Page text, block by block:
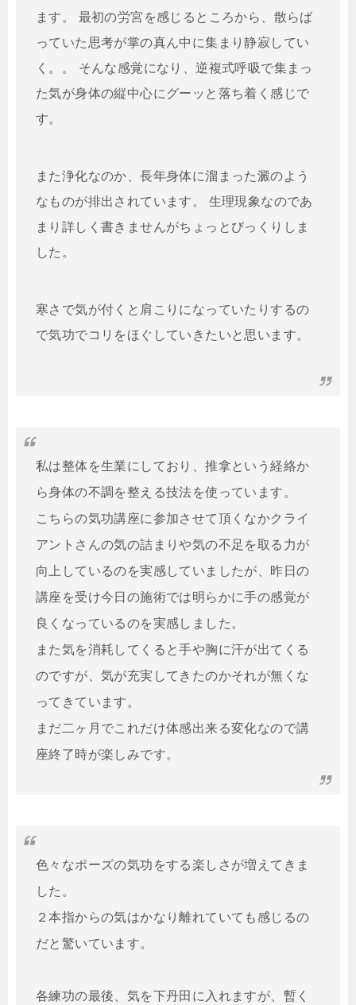
ます。 最初の労宮を感じるところから、散らば
っていた思考が掌の真ん中に集まり静寂してい
く。。 そんな感覚になり、逆複式呼吸で集まっ
た気が身体の縦中心にグーッと落ち着く感じで
す。
また浄化なのか、長年身体に溜まった澱のよう
なものが排出されています。 生理現象なのであ
まり詳しく書きませんがちょっとびっくりしま
した。
寒さで気が付くと肩こりになっていたりするの
で気功でコリをほぐしていきたいと思います。
私は整体を生業にしており、推拿という経絡か
ら身体の不調を整える技法を使っています。
こちらの気功講座に参加させて頂くなかクライ
アントさんの気の詰まりや気の不足を取る力が
向上しているのを実感していましたが、昨日の
講座を受け今日の施術では明らかに手の感覚が
良くなっているのを実感しました。
また気を消耗してくると手や胸に汗が出てくる
のですが、気が充実してきたのかそれが無くな
ってきています。
まだ二ヶ月でこれだけ体感出来る変化なので講
座終了時が楽しみです。
色々なポーズの気功をする楽しさが増えてきま
した。
２本指からの気はかなり離れていても感じるの
だと驚いています。
各練功の最後、気を下丹田に入れますが、暫く